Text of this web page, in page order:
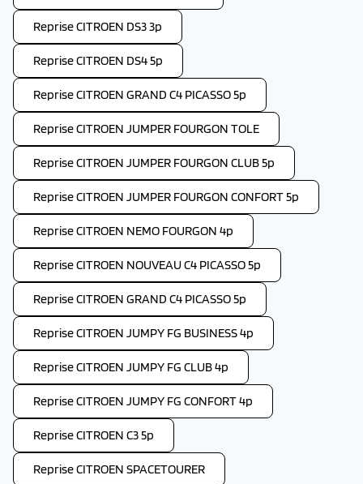
Reprise CITROEN DS3 3p
Reprise CITROEN DS4 5p
Reprise CITROEN GRAND C4 PICASSO 5p
Reprise CITROEN JUMPER FOURGON TOLE
Reprise CITROEN JUMPER FOURGON CLUB 5p
Reprise CITROEN JUMPER FOURGON CONFORT 5p
Reprise CITROEN NEMO FOURGON 4p
Reprise CITROEN NOUVEAU C4 PICASSO 5p
Reprise CITROEN GRAND C4 PICASSO 5p
Reprise CITROEN JUMPY FG BUSINESS 4p
Reprise CITROEN JUMPY FG CLUB 4p
Reprise CITROEN JUMPY FG CONFORT 4p
Reprise CITROEN C3 5p
Reprise CITROEN SPACETOURER